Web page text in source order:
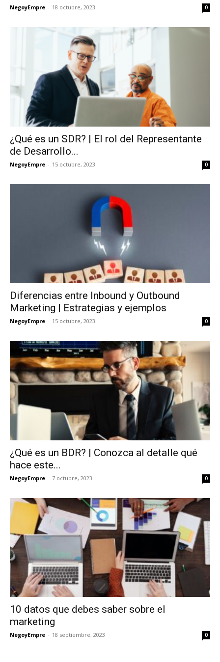
NegoyEmpre - 18 octubre, 2023 0
¿Qué es un SDR? | El rol del Representante
de Desarrollo...
NegoyEmpre - 15 octubre, 2023 0
Diferencias entre Inbound y Outbound
Marketing | Estrategias y ejemplos
NegoyEmpre - 15 octubre, 2023 0
¿Qué es un BDR? | Conozca al detalle qué
hace este...
NegoyEmpre - 7 octubre, 2023 0
10 datos que debes saber sobre el
marketing
NegoyEmpre - 18 septiembre, 2023 0